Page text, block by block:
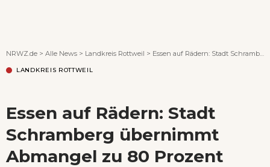
NRWZ.de > Alle News > Landkreis Rottweil > Essen auf Rädern: Stadt Schramberg übernimmt Abmangel zu 80 Prozent
LANDKREIS ROTTWEIL
Essen auf Rädern: Stadt
Schramberg übernimmt
Abmangel zu 80 Prozent